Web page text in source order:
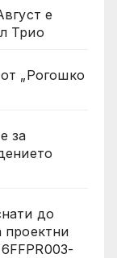
е
Трио
„Рогошко
за
до
проектни